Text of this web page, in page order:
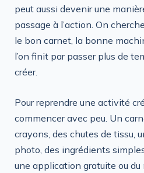
peut aussi devenir une
passage à l’action. On
le bon carnet, la bonne
l’on finit par passer plus de
créer.
Pour reprendre une activité
commencer avec peu. Un
crayons, des chutes de tissu,
photo, des ingrédients
une application gratuite ou